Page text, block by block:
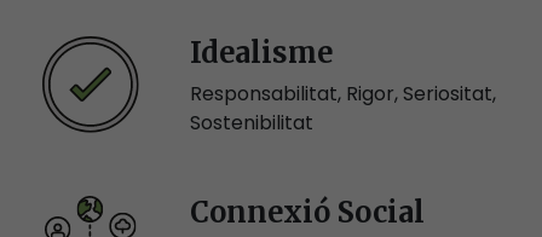
Idealisme
Responsabilitat, Rigor, Seriositat,
Sostenibilitat
Connexió Social